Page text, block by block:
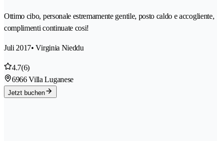
Ottimo cibo, personale estremamente gentile, posto caldo e accogliente,
complimenti continuate cosi!
Juli 2017• Virginia Nieddu
4.7(6)
6966 Villa Luganese
Jetzt buchen